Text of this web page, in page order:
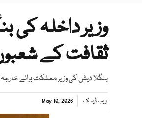
وزیر داخلہ
ثقافت کے
بنگلا دیش کی وزیر مملکت برائے خارجہ
ویب ڈیسک May 10, 2026